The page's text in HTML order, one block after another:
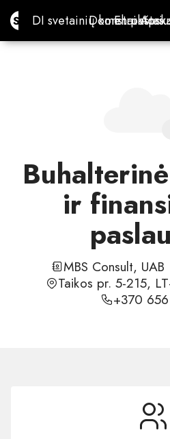
Site.proDI svetainių
DI svetainiųDomenai
DomenaiEl. paštas
El. paštas
ir
MBS Consult, UAB
Taikos pr. 5-215,
+370